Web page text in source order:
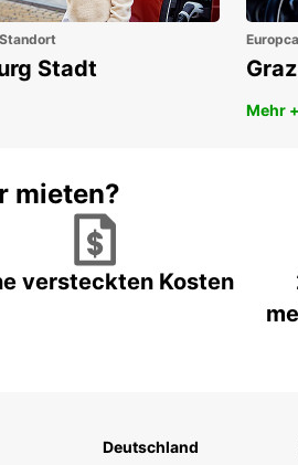
Stadt
Mehr +
mieten?
versteckten Kosten
Deutschland